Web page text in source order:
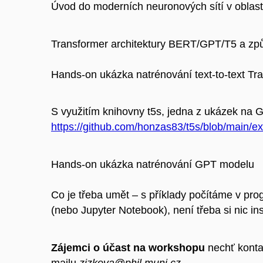
Úvod do moderních neuronových sítí v
Transformer architektury BERT/GPT/T5 a
Hands-on ukázka natrénování text-to-text
S využitím knihovny t5s, jedna z ukázek na
https://github.com/honzas83/t5s/blob/main/
Hands-on ukázka natrénování GPT modelu
Co je třeba umět – s příklady počítáme v
(nebo Jupyter Notebook), není třeba si nic
Zájemci o účast na workshopu nechť